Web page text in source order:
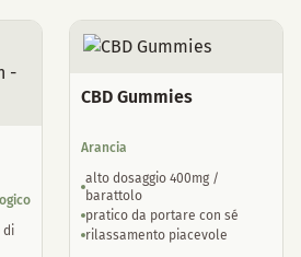
di
CBD Gummies
Arancia
alto dosaggio 400mg /
barattolo
pratico da portare con sé
rilassamento piacevole